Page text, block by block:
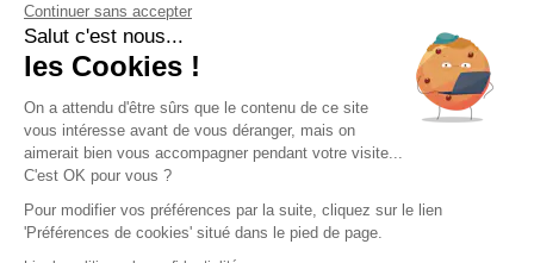
CONTACT
04 42 20 78 42
Du lundi au jeudi de 8h30 à 16h30 & le
vendredi de 8h30 à 15h30
Continuer sans accepter
Salut c'est nous...
les Cookies !
On a attendu d'être sûrs que le contenu de ce site
vous intéresse avant de vous déranger, mais on
aimerait bien vous accompagner pendant votre visite...
C'est OK pour vous ?
Pour modifier vos préférences par la suite, cliquez sur le lien
'Préférences de cookies' situé dans le pied de page.